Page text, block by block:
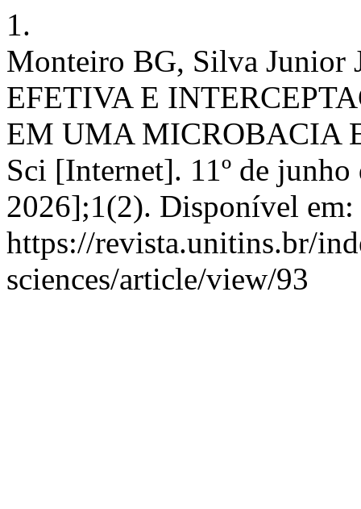
1.
Monteiro BG, Silva Junior
EFETIVA E
EM UMA MICROBACIA
Sci [Internet]. 11º de junho
2026];1(2). Disponível em:
https://revista.unitins.br/
sciences/article/view/93